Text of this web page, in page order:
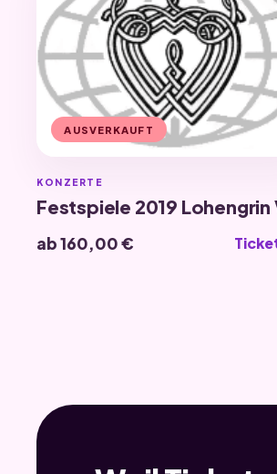
AUSVERKAUFT
KONZERTE
Festspiele 2019 Lohengrin
ab 160,00 €